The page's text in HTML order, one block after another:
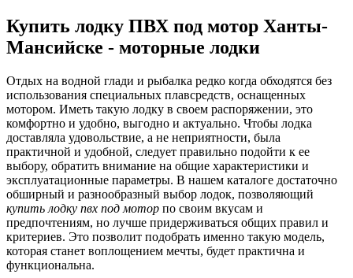
Купить лодку ПВХ под мотор Ханты-
Мансийске - моторные лодки
Отдых на водной глади и рыбалка редко когда обходятся без
использования специальных плавсредств, оснащенных
мотором. Иметь такую лодку в своем распоряжении, это
комфортно и удобно, выгодно и актуально. Чтобы лодка
доставляла удовольствие, а не неприятности, была
практичной и удобной, следует правильно подойти к ее
выбору, обратить внимание на общие характеристики и
эксплуатационные параметры. В нашем каталоге достаточно
обширный и разнообразный выбор лодок, позволяющий
купить лодку пвх под мотор по своим вкусам и
предпочтениям, но лучше придерживаться общих правил и
критериев. Это позволит подобрать именно такую модель,
которая станет воплощением мечты, будет практична и
функциональна.